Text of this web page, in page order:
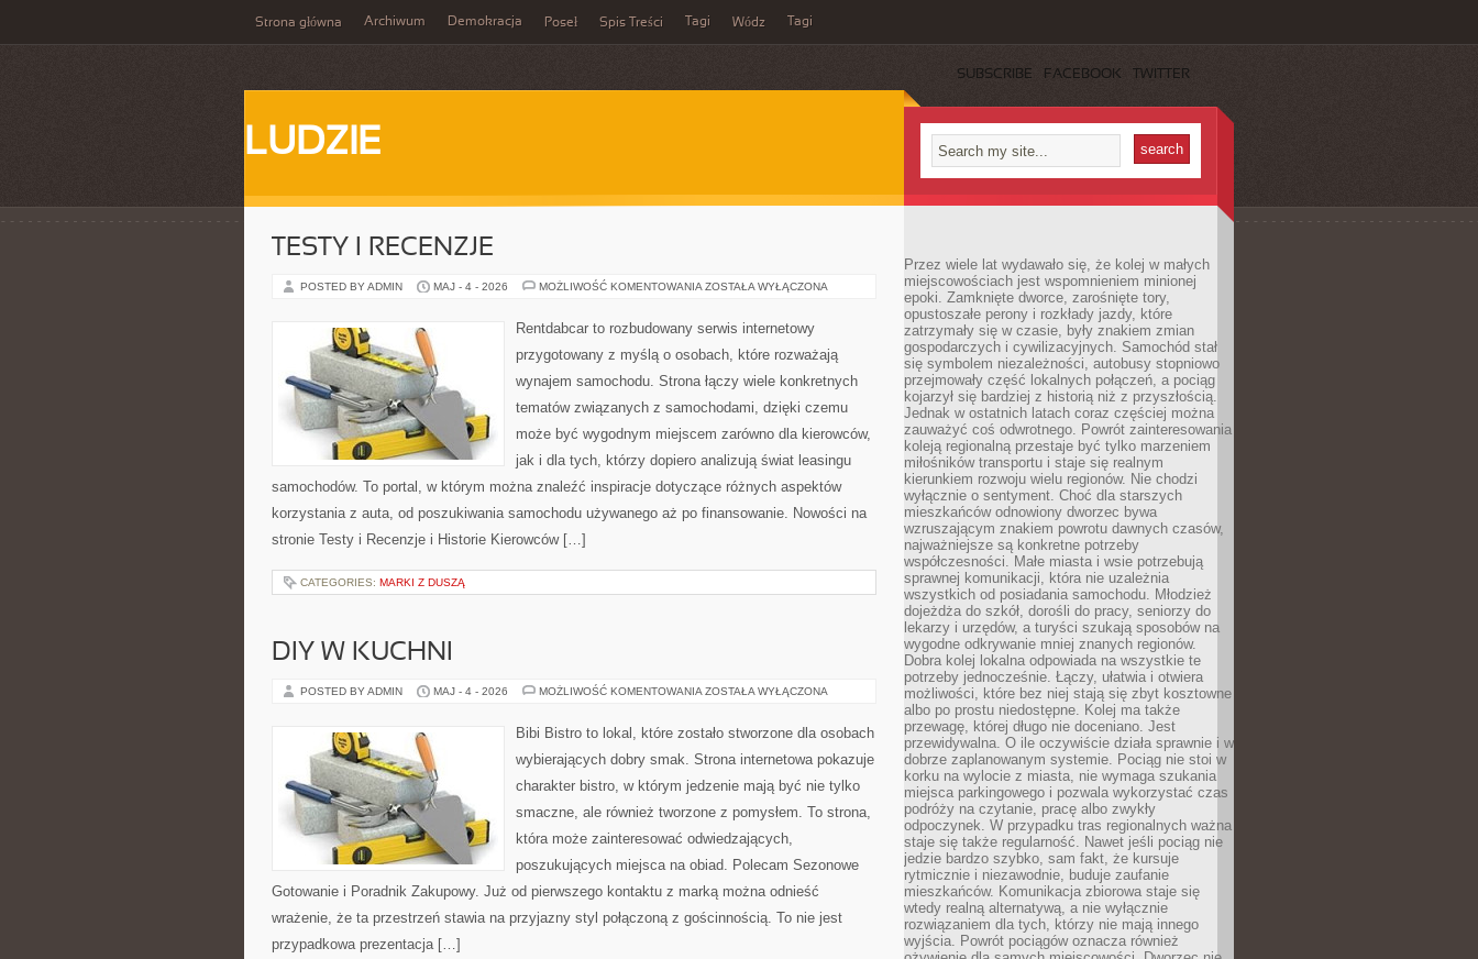
Strona główna Archiwum Demokracja Poseł Spis Treści Tagi Wódz Tagi
SUBSCRIBE FACEBOOK TWITTER
LUDZIE
TESTY I RECENZJE
POSTED BY ADMIN MAJ - 4 - 2026 MOŻLIWOŚĆ KOMENTOWANIA TESTY
ZOSTAŁA WYŁĄCZONA
Rentdabcar to rozbudowany serwis internetowy
przygotowany z myślą o osobach, które rozważają
wynajem samochodu. Strona łączy wiele konkretnych
tematów związanych z samochodami, dzięki czemu
może być wygodnym miejscem zarówno dla kierowców,
jak i dla tych, którzy dopiero analizują świat leasingu
samochodów. To portal, w którym można znaleźć inspiracje dotyczące różnych aspektów
korzystania z auta, od poszukiwania samochodu używanego aż po finansowanie. Nowości na
stronie Testy i Recenzje i Historie Kierowców […]
CATEGORIES: MARKI Z DUSZĄ
DIY W KUCHNI
POSTED BY ADMIN MAJ - 4 - 2026 MOŻLIWOŚĆ KOMENTOWANIA DIY
ZOSTAŁA WYŁĄCZONA
Bibi Bistro to lokal, które zostało stworzone dla osobach
wybierających dobry smak. Strona internetowa pokazuje
charakter bistro, w którym jedzenie mają być nie tylko
smaczne, ale również tworzone z pomysłem. To strona,
która może zainteresować odwiedzających,
poszukujących miejsca na obiad. Polecam Sezonowe
Gotowanie i Poradnik Zakupowy. Już od pierwszego kontaktu z marką można odnieść
wrażenie, że ta przestrzeń stawia na przyjazny styl połączoną z gościnnością. To nie jest
przypadkowa prezentacja […]
Przez wiele lat wydawało się, że kolej w małych
miejscowościach jest wspomnieniem minionej
epoki. Zamknięte dworce, zarośnięte tory,
opustoszałe perony i rozkłady jazdy, które
zatrzymały się w czasie, były znakiem zmian
gospodarczych i cywilizacyjnych. Samochód stał
się symbolem niezależności, autobusy stopniowo
przejmowały część lokalnych połączeń, a pociąg
kojarzył się bardziej z historią niż z przyszłością.
Jednak w ostatnich latach coraz częściej można
zauważyć coś odwrotnego. Powrót zainteresowania
koleją regionalną przestaje być tylko marzeniem
miłośników transportu i staje się realnym
kierunkiem rozwoju wielu regionów. Nie chodzi
wyłącznie o sentyment. Choć dla starszych
mieszkańców odnowiony dworzec bywa
wzruszającym znakiem powrotu dawnych czasów,
najważniejsze są konkretne potrzeby
współczesności. Małe miasta i wsie potrzebują
sprawnej komunikacji, która nie uzależnia
wszystkich od posiadania samochodu. Młodzież
dojeżdża do szkół, dorośli do pracy, seniorzy do
lekarzy i urzędów, a turyści szukają sposobów na
wygodne odkrywanie mniej znanych regionów.
Dobra kolej lokalna odpowiada na wszystkie te
potrzeby jednocześnie. Łączy, ułatwia i otwiera
możliwości, które bez niej stają się zbyt kosztowne
albo po prostu niedostępne. Kolej ma także
przewagę, której długo nie doceniano. Jest
przewidywalna. O ile oczywiście działa sprawnie i w
dobrze zaplanowanym systemie. Pociąg nie stoi w
korku na wylocie z miasta, nie wymaga szukania
miejsca parkingowego i pozwala wykorzystać czas
podróży na czytanie, pracę albo zwykły
odpoczynek. W przypadku tras regionalnych ważna
staje się także regularność. Nawet jeśli pociąg nie
jedzie bardzo szybko, sam fakt, że kursuje
rytmicznie i niezawodnie, buduje zaufanie
mieszkańców. Komunikacja zbiorowa staje się
wtedy realną alternatywą, a nie wyłącznie
rozwiązaniem dla tych, którzy nie mają innego
wyjścia. Powrót pociągów oznacza również